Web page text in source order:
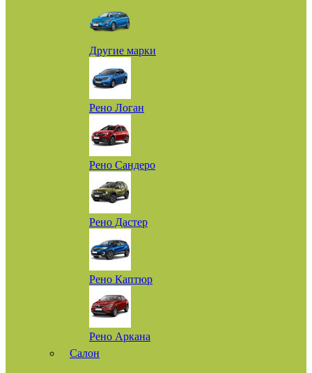
Другие марки
Рено Логан
Рено Сандеро
Рено Дастер
Рено Каптюр
Рено Аркана
Салон